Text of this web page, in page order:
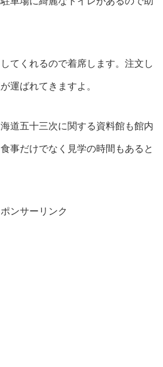
てくれるので着席します。注文し
運ばれてきますよ。
道五十三次に関する資料館も館内
事だけでなく見学の時間もあると
ンサーリンク